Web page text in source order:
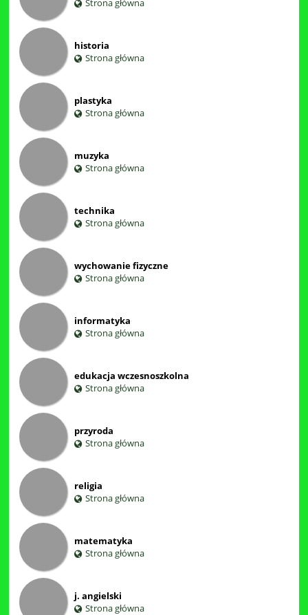
Strona główna
historia
Strona główna
plastyka
Strona główna
muzyka
Strona główna
technika
Strona główna
wychowanie fizyczne
Strona główna
informatyka
Strona główna
edukacja wczesnoszkolna
Strona główna
przyroda
Strona główna
religia
Strona główna
matematyka
Strona główna
j. angielski
Strona główna